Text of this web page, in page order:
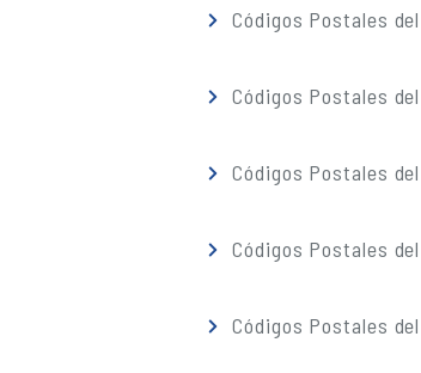
Códigos Postales
Códigos Postales
Códigos Postales
Códigos Postales
Códigos Postales